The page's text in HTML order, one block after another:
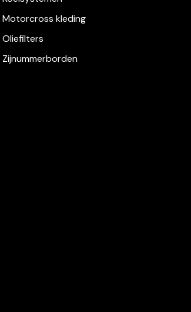
Motorcross kleding
Oliefilters
Zijnummerborden